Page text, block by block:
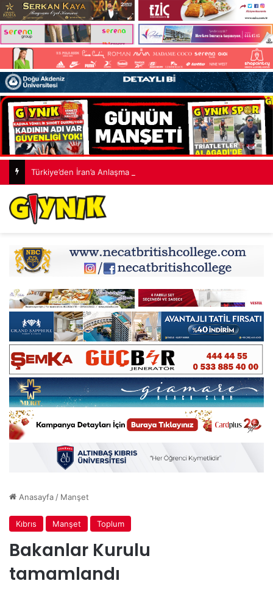
Türkiye’den İran’a Anlaşma Mesajı
Anasayfa/ Manşet
Kıbrıs Manşet Toplum
Bakanlar Kurulu
tamamlandı